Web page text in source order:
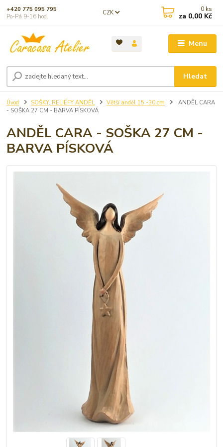
Menu
CZK
Hledat
+420 775 095 795
Po-Pá 9-16 hod.
0 ks
za 0,00 Kč
Úvod SOŠKY, RELIÉFY ANDĚL Větší anděl 15 -30 cm
ANDĚL CARA
- SOŠKA 27 CM - BARVA PÍSKOVÁ
ANDĚL CARA - SOŠKA 27 CM -
BARVA PÍSKOVÁ